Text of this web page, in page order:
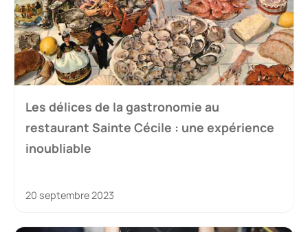
Les délices de la gastronomie au
restaurant Sainte Cécile : une expérience
inoubliable
20 septembre 2023